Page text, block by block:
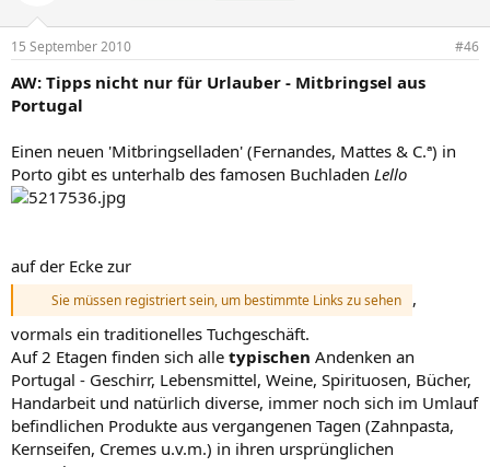
15 September 2010 #46
AW: Tipps nicht nur für Urlauber - Mitbringsel aus
Portugal
Einen neuen 'Mitbringselladen' (Fernandes, Mattes & C.ª) in
Porto gibt es unterhalb des famosen Buchladen Lello
auf der Ecke zur
Sie müssen registriert sein, um bestimmte Links zu sehen
,
vormals ein traditionelles Tuchgeschäft.
Auf 2 Etagen finden sich alle typischen Andenken an
Portugal - Geschirr, Lebensmittel, Weine, Spirituosen, Bücher,
Handarbeit und natürlich diverse, immer noch sich im Umlauf
befindlichen Produkte aus vergangenen Tagen (Zahnpasta,
Kernseifen, Cremes u.v.m.) in ihren ursprünglichen